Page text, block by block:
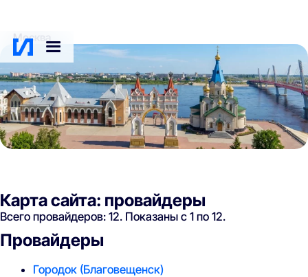
Москва
Карта сайта: провайдеры
Всего провайдеров: 12. Показаны с 1 по 12.
Провайдеры
Городок (Благовещенск)